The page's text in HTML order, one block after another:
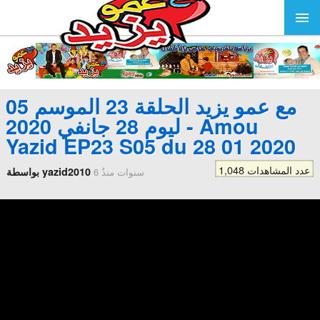
مع عمو يزيد الحلقة 23 الموسم 05
ليوم 28 جانفي 2020 - Amou
Yazid EP23 S05 du 28 01 2020
بواسطة yazid2010 6 سنوات منذُ 1,048 عدد المشاهدات